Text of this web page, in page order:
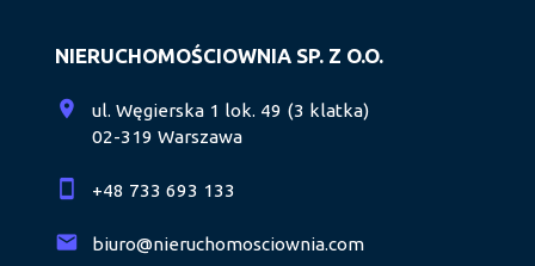
NIERUCHOMOŚCIOWNIA SP. Z O.O.
ul. Węgierska 1 lok. 49 (3 klatka)
02-319 Warszawa
+48 733 693 133
biuro@nieruchomosciownia.com